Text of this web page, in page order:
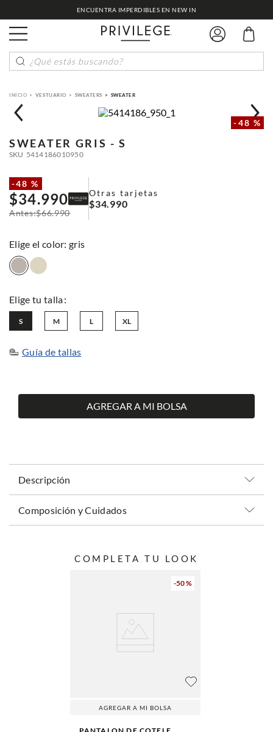
ENCUENTRA IMPERDIBLES EN NEW IN
¿Qué estás buscando?
VESTUARIO SWEATERS SWEATER
-48 %
SWEATER GRIS - S
SKU 5414186010950
-48 %
$34.990
$66.990
Otras tarjetas
$34.990
: gris
L
M
S XL
Guía de tallas
AGREGAR A MI BOLSA
Descripción
Composición y Cuidados
COMPLETA TU LOOK
-50 %
AGREGAR A MI BOLSA